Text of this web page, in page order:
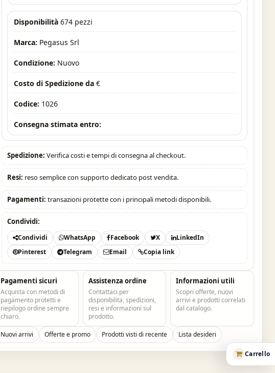
Carrello
Disponibilità 674 pezzi
Marca: Pegasus Srl
Condizione: Nuovo
Costo di Spedizione da €
Codice: 1026
Consegna stimata entro:
Spedizione: Verifica costi e tempi di consegna al checkout.
Resi: reso semplice con supporto dedicato post vendita.
Pagamenti: transazioni protette con i principali metodi disponibili.
Condividi:
Condividi WhatsApp Facebook X
LinkedIn
Pinterest
Telegram Email Copia link
Pagamenti sicuri
Acquista con metodi di
pagamento protetti e
riepilogo ordine sempre
chiaro.
Assistenza ordine
Contattaci per
disponibilita, spedizioni,
resi e informazioni sul
prodotto.
Informazioni utili
Scopri offerte, nuovi
arrivi e prodotti correlati
dal catalogo.
Nuovi arrivi Offerte e promo Prodotti visti di recente Lista desideri